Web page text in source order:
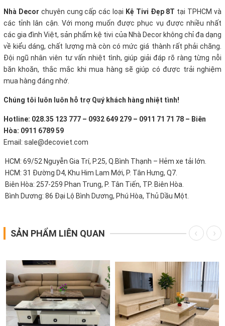
Nhà Decor chuyên cung cấp các loại Kệ Tivi Đẹp 8T tại TPHCM và
các tỉnh lân cận. Với mong muốn được phục vụ được nhiều nhất
các gia đình Việt, sản phẩm kệ tivi của Nhà Decor không chỉ đa dạng
về kiểu dáng, chất lượng mà còn có mức giá thành rất phải chăng.
Đội ngũ nhân viên tư vấn nhiệt tình, giúp giải đáp rõ ràng từng nỗi
băn khoăn, thắc mắc khi mua hàng sẽ giúp có được trải nghiệm
mua hàng đáng nhớ.
Chúng tôi luôn luôn hỗ trợ Quý khách hàng nhiệt tình!
Hotline: 028.35 123 777 – 0932 649 279 – 0911 71 71 78 – Biên
Hòa: 0911 6789 59
Email: sale@decoviet.com
HCM: 69/52 Nguyễn Gia Trí, P.25, Q.Bình Thạnh – Hẻm xe tải lớn.
HCM: 31 Đường D4, Khu Him Lam Mới, P. Tân Hưng, Q7.
Biên Hòa: 257-259 Phan Trung, P. Tân Tiến, TP. Biên Hòa.
Bình Dương: 86 Đại Lộ Bình Dương, Phú Hòa, Thủ Dầu Một.
SẢN PHẨM LIÊN QUAN